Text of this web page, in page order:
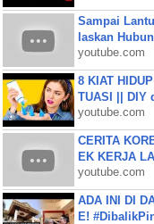
Sampai
laskan
youtube.com
8 KIAT
TUASI || DIY
youtube.com
CERITA
EK KERJA
youtube.com
ADA INI DI
E!